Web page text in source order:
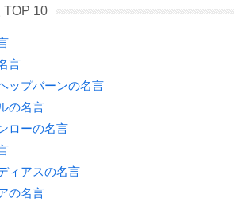
10
言
ップバーンの名言
の名言
ローの名言
ィアスの名言
の名言